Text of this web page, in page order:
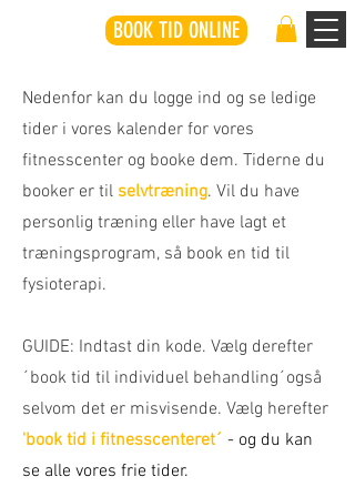
BOOK TID ONLINE
Nedenfor kan du logge ind og se ledige
tider i vores kalender for vores
fitnesscenter og booke dem. Tiderne du
booker er til selvtræning. Vil du have
personlig træning eller have lagt et
træningsprogram, så book en tid til
fysioterapi.
GUIDE: Indtast din kode. Vælg derefter
´book tid til individuel behandling´også
selvom det er misvisende. Vælg herefter
'book tid i fitnesscenteret´ - og du kan
se alle vores frie tider.